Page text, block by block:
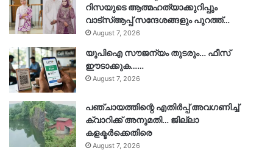
റിസയുടെ ആത്മഹത്യാക്കുറിപ്പും
വാട്‌സ്ആപ്പ് സന്ദേശങ്ങളും പുറത്ത്…
August 7, 2026
യുപിഐ സൗജന്യം തുടരും… ഫീസ്
ഈടാക്കുക……
August 7, 2026
പഞ്ചായത്തിന്റെ എതിർപ്പ് അവഗണിച്ച്
ക്വാറിക്ക് അനുമതി… ജില്ലാ
കളക്ടർക്കെതിരെ
August 7, 2026